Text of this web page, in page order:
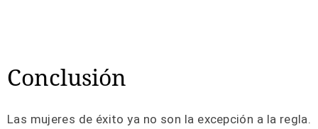
Conclusión
Las mujeres de éxito ya no son la excepción a la regla.